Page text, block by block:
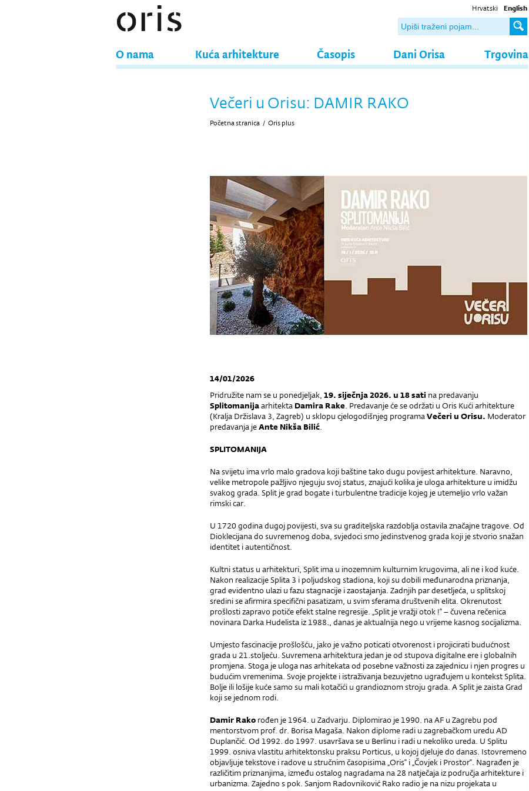
Hrvatski English
O nama Kuća arhitekture Časopis Dani Orisa Trgovina
Večeri u Orisu: DAMIR RAKO
Početna stranica / Oris plus
14/01/2026
Pridružite nam se u ponedjeljak, 19. siječnja 2026. u 18 sati na predavanju
Splitomanijaarhitekta Damira Rake. Predavanje će se održati u Oris Kući arhitekture
(Kralja Držislava 3, Zagreb) u sklopu cjelogodišnjeg programaVečeri u Orisu. Moderator
predavanja jeAnte Nikša Bilić.
SPLITOMANIJA
Na svijetu ima vrlo malo gradova koji baštine tako dugu povijest arhitekture. Naravno,
velike metropole pažljivo njeguju svoj status, znajući kolika je uloga arhitekture u imidžu
svakog grada. Split je grad bogate i turbulentne tradicije kojeg je utemeljio vrlo važan
rimski car.
U 1720 godina dugoj povijesti, sva su graditeljska razdoblja ostavila značajne tragove. Od
Dioklecijana do suvremenog doba, svjedoci smo jedinstvenog grada koji je stvorio snažan
identitet i autentičnost.
Kultni status u arhitekturi, Split ima u inozemnim kulturnim krugovima, ali ne i kod kuće.
Nakon realizacije Splita 3 i poljudskog stadiona, koji su dobili međunarodna priznanja,
grad evidentno ulazi u fazu stagnacije i zaostajanja. Zadnjih par desetljeća, u splitskoj
sredini se afirmira specifični pasatizam, u svim sferama društvenih elita. Okrenutost
prošlosti zapravo potiče efekt stalne regresije. „Split je vražji otok !“ – čuvena rečenica
novinara Darka Hudelista iz 1988., danas je aktualnija nego u vrijeme kasnog socijalizma.
Umjesto fascinacije prošlošću, jako je važno poticati otvorenost i projicirati budućnost
grada u 21.stoljeću. Suvremena arhitektura jedan je od stupova digitalne ere i globalnih
promjena. Stoga je uloga nas arhitekata od posebne važnosti za zajednicu i njen progres u
budućim vremenima. Svoje projekte i istraživanja bezuvjetno ugrađujem u kontekst Splita.
Bolje ili lošije kuće samo su mali kotačići u grandioznom stroju grada. A Split je zaista Grad
koji se jednom rodi.
Damir Rako rođen je 1964. u Zadvarju. Diplomirao je 1990. na AF u Zagrebu pod
mentorstvom prof. dr. Borisa Magaša. Nakon diplome radi u zagrebačkom uredu AD
Duplančić. Od 1992. do 1997. usavršava se u Berlinu i radi u nekoliko ureda. U Splitu
1999. osniva vlastitu arhitektonsku praksu Porticus, u kojoj djeluje do danas. Istovremeno
objavljuje tekstove i radove u stručnim časopisima „Oris“ i „Čovjek i Prostor“. Nagrađen je
različitim priznanjima, između ostalog nagradama na 28 natječaja iz područja arhitekture i
urbanizma. Zajedno s pok. Sanjom Radovniković Rako radio je na nizu projekata u